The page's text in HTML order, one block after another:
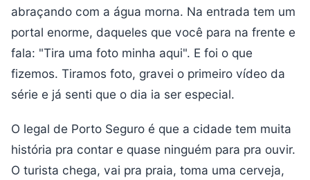
abraçando com a água morna. Na entrada tem um
portal enorme, daqueles que você para na frente e
fala: "Tira uma foto minha aqui". E foi o que
fizemos. Tiramos foto, gravei o primeiro vídeo da
série e já senti que o dia ia ser especial.
O legal de Porto Seguro é que a cidade tem muita
história pra contar e quase ninguém para pra ouvir.
O turista chega, vai pra praia, toma uma cerveja,